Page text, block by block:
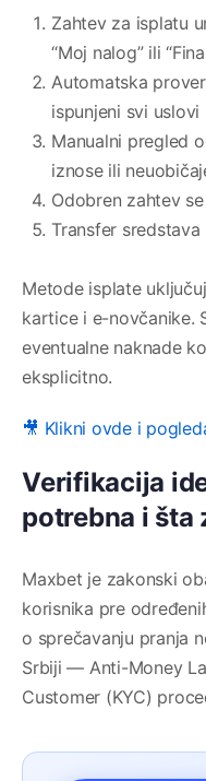
Zahtev za isplatu
“Moj nalog” ili
Automatska
ispunjeni svi
Manualni pregled
iznose ili
Odobren zahtev
Transfer
Metode isplate
kartice i e-novčanike.
eventualne naknade
eksplicitno.
🎥 Klikni ovde i
Verifikacija
potrebna i šta
Maxbet je zakonski
korisnika pre
o sprečavanju pranja
Srbiji — Anti-Money
Customer (KYC)